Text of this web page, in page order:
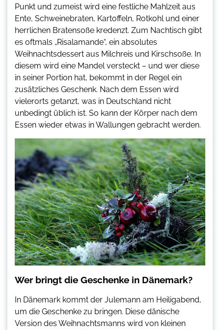
Punkt und zumeist wird eine festliche Mahlzeit aus
Ente, Schweinebraten, Kartoffeln, Rotkohl und einer
herrlichen Bratensoße kredenzt. Zum Nachtisch gibt
es oftmals „Risalamande“, ein absolutes
Weihnachtsdessert aus Milchreis und Kirschsoße. In
diesem wird eine Mandel versteckt – und wer diese
in seiner Portion hat, bekommt in der Regel ein
zusätzliches Geschenk. Nach dem Essen wird
vielerorts getanzt, was in Deutschland nicht
unbedingt üblich ist. So kann der Körper nach dem
Essen wieder etwas in Wallungen gebracht werden.
Wer bringt die Geschenke in Dänemark?
In Dänemark kommt der Julemann am Heiligabend,
um die Geschenke zu bringen. Diese dänische
Version des Weihnachtsmanns wird von kleinen